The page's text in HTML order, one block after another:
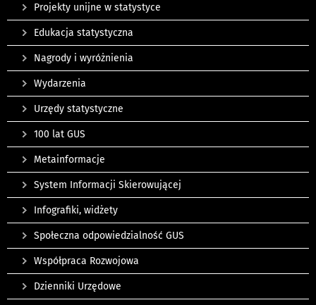
Projekty unijne w statystyce
Edukacja statystyczna
Nagrody i wyróżnienia
Wydarzenia
Urzędy statystyczne
100 lat GUS
Metainformacje
System Informacji Skierowującej
Infografiki, widżety
Społeczna odpowiedzialność GUS
Współpraca Rozwojowa
Dzienniki Urzędowe